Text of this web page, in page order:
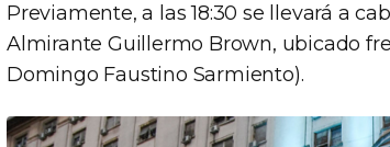
Previamente, a las 18:30 se llevará a
Almirante Guillermo Brown, ubicado
Domingo Faustino Sarmiento).